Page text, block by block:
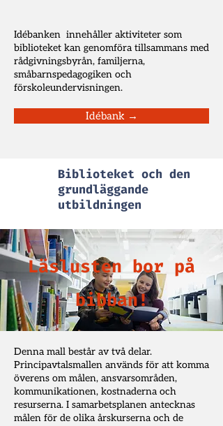
Idébanken innehåller aktiviteter som
biblioteket kan genomföra tillsammans med
rådgivningsbyrån, familjerna,
småbarnspedagogiken och
förskoleundervisningen.
Idébank →
Biblioteket och den
grundläggande
utbildningen
Läslusten bor på
bibban!
Denna mall består av två delar.
Principavtalsmallen används för att komma
överens om målen, ansvarsområden,
kommunikationen, kostnaderna och
resurserna. I samarbetsplanen antecknas
målen för de olika årskurserna och de